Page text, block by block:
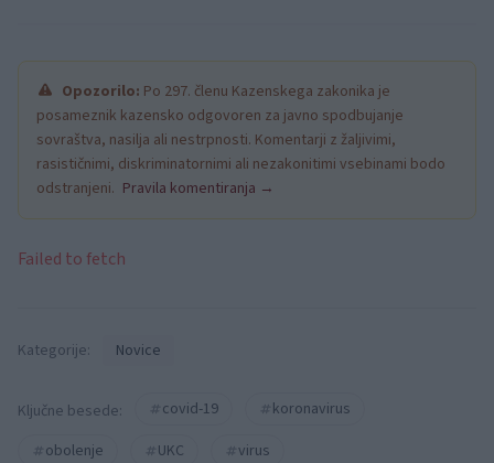
Opozorilo: Po 297. členu Kazenskega zakonika je
posameznik kazensko odgovoren za javno spodbujanje
sovraštva, nasilja ali nestrpnosti. Komentarji z žaljivimi,
rasističnimi, diskriminatornimi ali nezakonitimi vsebinami bodo
odstranjeni. Pravila komentiranja →
Failed to fetch
Kategorije: Novice
Ključne besede: covid-19
koronavirus
obolenje
UKC virus